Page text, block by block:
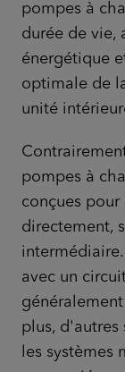
pompes à
durée de vie,
énergétique
optimale de
unité
pompes à
conçues
directement,
avec un
plus,
les systèmes